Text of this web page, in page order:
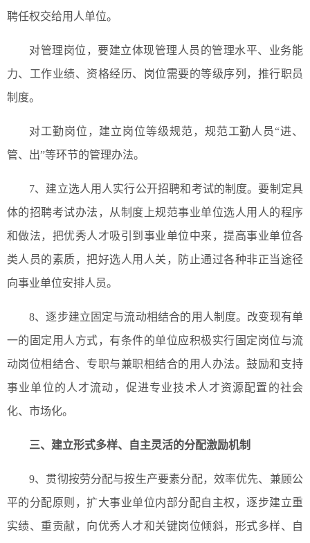
聘任权交给用人单位。
对管理岗位，要建立体现管理人员的管理水平、业务能
力、工作业绩、资格经历、岗位需要的等级序列，推行职员
制度。
对工勤岗位，建立岗位等级规范，规范工勤人员“进、
管、出”等环节的管理办法。
7、建立选人用人实行公开招聘和考试的制度。要制定具
体的招聘考试办法，从制度上规范事业单位选人用人的程序
和做法，把优秀人才吸引到事业单位中来，提高事业单位各
类人员的素质，把好选人用人关，防止通过各种非正当途径
向事业单位安排人员。
8、逐步建立固定与流动相结合的用人制度。改变现有单
一的固定用人方式，有条件的单位应积极实行固定岗位与流
动岗位相结合、专职与兼职相结合的用人办法。鼓励和支持
事业单位的人才流动，促进专业技术人才资源配置的社会
化、市场化。
三、 建立形式多样、自主灵活的分配激励机制
9、贯彻按劳分配与按生产要素分配，效率优先、兼顾公
平的分配原则，扩大事业单位内部分配自主权，逐步建立重
实绩、重贡献，向优秀人才和关键岗位倾斜，形式多样、自